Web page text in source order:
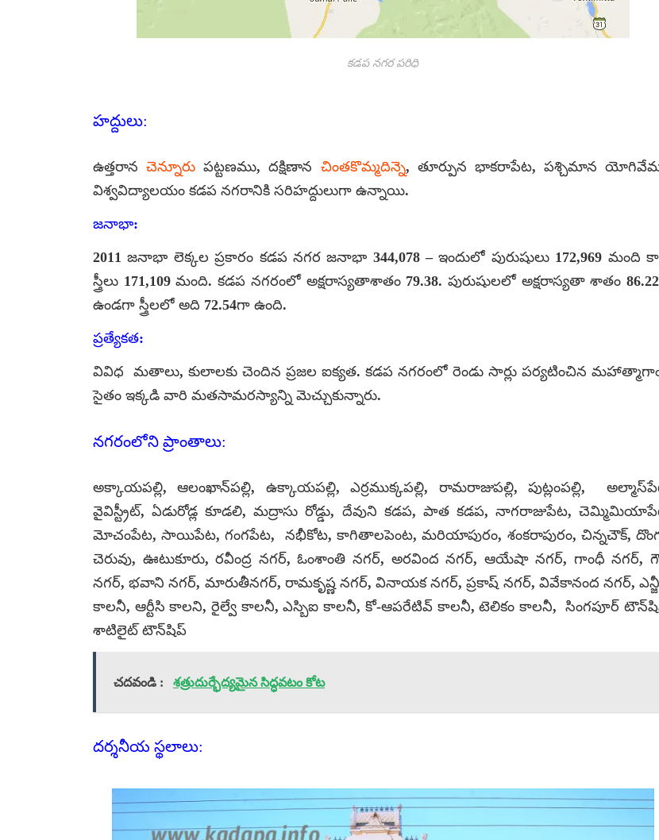
కడప నగర పరిధి
హద్దులు:
ఉత్తరానచెన్నూరుపట్టణము, దక్షిణాన చింతకొమ్మదిన్నె, తూర్పున భాకరాపేట, పశ్చిమాన
విశ్వవిద్యాలయం కడప నగరానికి సరిహద్దులుగా ఉన్నాయి.
జనాభా:
2011 జనాభా లెక్కల ప్రకారం కడప నగర జనాభా 344,078 – ఇందులో పురుషులు 172,969 మంది
స్త్రీలు 171,109 మంది. కడప నగరంలో అక్షరాస్యతాశాతం 79.38. పురుషులలో అక్షరాస్యతా శాతం
ఉండగా స్త్రీలలో అది 72.54గా ఉంది.
ప్రత్యేకత:
వివిధ మతాలు, కులాలకు చెందిన ప్రజల ఐక్యత. కడప నగరంలో రెండు సార్లు పర్యటించిన
సైతం ఇక్కడి వారి మతసామరస్యాన్ని మెచ్చుకున్నారు.
నగరంలోని ప్రాంతాలు:
అక్కాయపల్లి, ఆలంఖాన్‌పల్లి, ఉక్కాయపల్లి, ఎర్రముక్కపల్లి, రామరాజుపల్లి, పుట్లంపల్లి,
వైవిస్ట్రీట్, ఏడురోడ్ల కూడలి, మద్రాసు రోడ్డు, దేవుని కడప, పాత కడప, నాగరాజుపేట,
మోచంపేట, సాయిపేట, గంగపేట, నభీకోట, కాగితాలపెంట, మరియాపురం, శంకరాపురం, చిన్నచౌక్,
చెరువు, ఊటుకూరు, రవీంద్ర నగర్, ఓంశాంతి నగర్, అరవింద నగర్, ఆయేషా నగర్, గాంధీ నగర్,
నగర్, భవాని నగర్, మారుతీనగర్, రామకృష్ణ నగర్, వినాయక నగర్, ప్రకాష్ నగర్, వివేకానంద నగర్,
కాలనీ, ఆర్టీసి కాలని, రైల్వే కాలనీ, ఎస్బిఐ కాలనీ, కో-ఆపరేటివ్ కాలనీ, టెలికం కాలనీ, సింగపూర్
శాటిలైట్ టౌన్‌షిప్
చదవండి : శత్రుదుర్భేద్యమైన సిద్ధవటం కోట
దర్శనీయ స్థలాలు: